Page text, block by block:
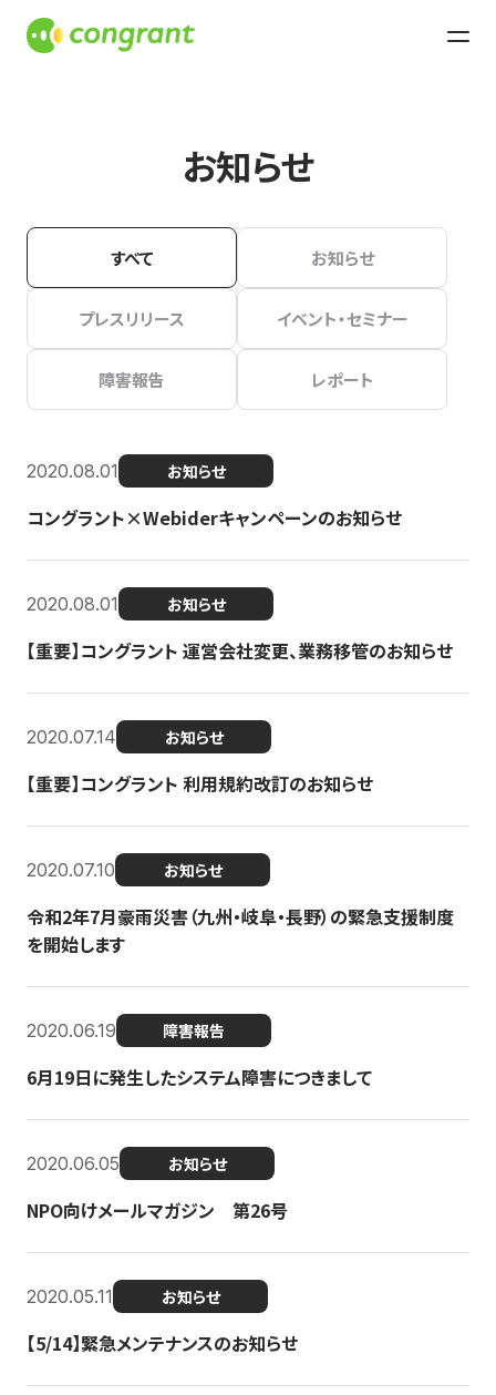
お知らせ
すべて お知らせ
プレスリリース イベント・セミナー
障害報告 レポート
2020.08.01 お知らせ
コングラント×Webiderキャンペーンのお知らせ
2020.08.01 お知らせ
【重要】コングラント 運営会社変更、業務移管のお知らせ
2020.07.14 お知らせ
【重要】コングラント 利用規約改訂のお知らせ
2020.07.10 お知らせ
令和2年7月豪雨災害（九州・岐阜・長野）の緊急支援制度
を開始します
2020.06.19 障害報告
6月19日に発生したシステム障害につきまして
2020.06.05 お知らせ
NPO向けメールマガジン 第26号
2020.05.11 お知らせ
【5/14】緊急メンテナンスのお知らせ